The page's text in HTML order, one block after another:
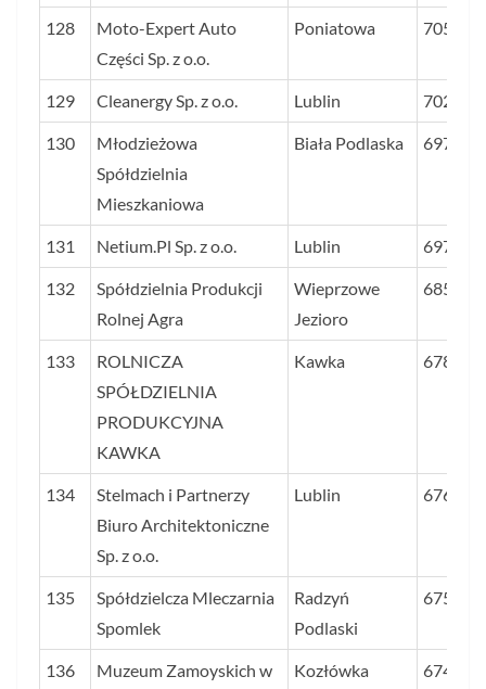
128
Moto-Expert Auto
Części Sp. z o.o.
Poniatowa 705
129 Cleanergy Sp. z o.o. Lublin 702
130
Młodzieżowa
Spółdzielnia
Mieszkaniowa
Biała Podlaska 697
131 Netium.Pl Sp. z o.o. Lublin 697
132
Spółdzielnia Produkcji
Rolnej Agra
Wieprzowe
Jezioro
685
133
ROLNICZA
SPÓŁDZIELNIA
PRODUKCYJNA
KAWKA
Kawka 678
134
Stelmach i Partnerzy
Biuro Architektoniczne
Sp. z o.o.
Lublin 676
135
Spółdzielcza Mleczarnia
Spomlek
Radzyń
Podlaski
675
136
Muzeum Zamoyskich w
Kozłówka 674